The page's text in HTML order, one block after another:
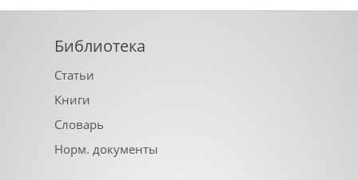
Библиотека
Статьи
Книги
Словарь
Норм. документы